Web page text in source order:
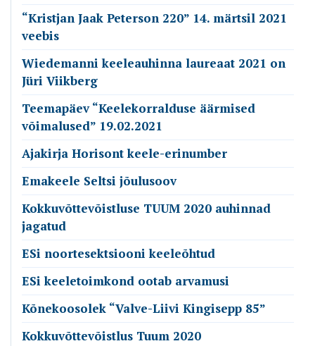
“Kristjan Jaak Peterson 220” 14. märtsil 2021
veebis
Wiedemanni keeleauhinna laureaat 2021 on
Jüri Viikberg
Teemapäev “Keelekorralduse äärmised
võimalused” 19.02.2021
Ajakirja Horisont keele-erinumber
Emakeele Seltsi jõulusoov
Kokkuvõttevõistluse TUUM 2020 auhinnad
jagatud
ESi noortesektsiooni keeleõhtud
ESi keeletoimkond ootab arvamusi
Kõnekoosolek “Valve-Liivi Kingisepp 85”
Kokkuvõttevõistlus Tuum 2020